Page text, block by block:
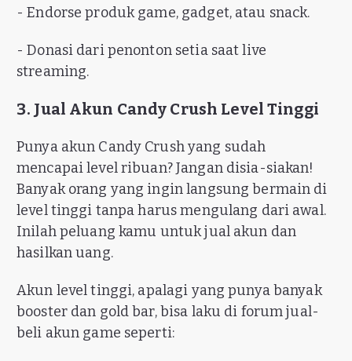
- Endorse produk game, gadget, atau snack.
- Donasi dari penonton setia saat live
streaming.
3. Jual Akun Candy Crush Level Tinggi
Punya akun Candy Crush yang sudah
mencapai level ribuan? Jangan disia-siakan!
Banyak orang yang ingin langsung bermain di
level tinggi tanpa harus mengulang dari awal.
Inilah peluang kamu untuk jual akun dan
hasilkan uang.
Akun level tinggi, apalagi yang punya banyak
booster dan gold bar, bisa laku di forum jual-
beli akun game seperti: